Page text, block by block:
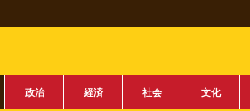
政治 経済 社会 文化